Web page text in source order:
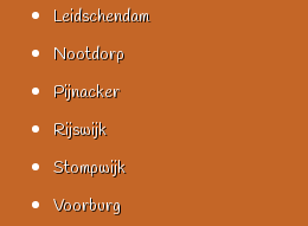
Leidschendam
Nootdorp
Pijnacker
Rijswijk
Stompwijk
Voorburg